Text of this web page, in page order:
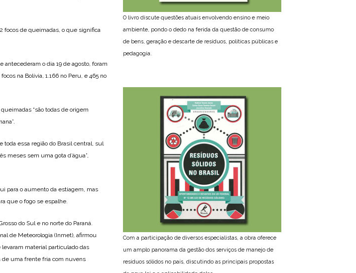
focos de queimadas, o que significa
antecederam o dia 19 de agosto, foram
na Bolívia, 1.166 no Peru, e 465 no
“são todas de origem
toda essa região do Brasil central, sul
meses sem uma gota d’água”,
para o aumento da estiagem, mas
que o fogo se espalhe.
do Sul e no norte do Paraná.
de Meteorologia (Inmet), afirmou
material particulado das
de uma frente fria com nuvens
O livro discute questões atuais envolvendo ensino e meio
ambiente, pondo o dedo na ferida da questão de consumo
de bens, geração e descarte de resíduos, políticas públicas e
pedagogia.
Com a participação de diversos especialistas, a obra oferece
um amplo panorama da gestão dos serviços de manejo de
resíduos sólidos no país, discutindo as principais propostas